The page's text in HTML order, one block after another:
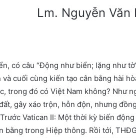
Lm. Nguyễn Văn
có câu “Động như biển; lặng như
và cuối cùng kiến tạo cân bằng hài
trong đó có Việt Nam không? Như
gây xáo trộn, hỗn độn, nhưng
Vatican II: Một thời kỳ biến
bằng trong Hiệp thông. Rồi tới,